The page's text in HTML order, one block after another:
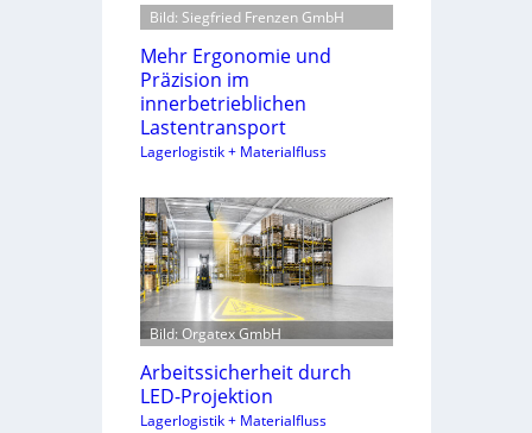
Bild: Siegfried Frenzen GmbH
Mehr Ergonomie und
Präzision im
innerbetrieblichen
Lastentransport
Lagerlogistik + Materialfluss
Bild: Orgatex GmbH
Arbeitssicherheit durch
LED-Projektion
Lagerlogistik + Materialfluss